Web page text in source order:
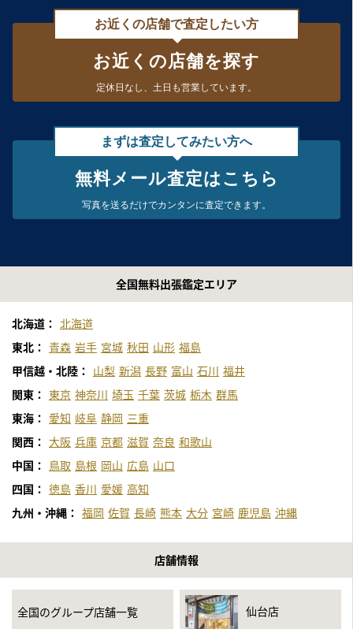
お近くの店舗で査定したい方
お近くの店舗を探す
定休日なし、 土日も営業しています。
まずは査定してみたい方へ
無料メール査定はこちら
写真を送るだけでカンタンに査定できます。
全国無料出張鑑定エリア
北海道： 北海道
東北： 青森 岩手 宮城 秋田 山形 福島
甲信越・北陸：
山梨 新潟 長野 富山 石川 福井
関東：
東京 神奈川 埼玉 千葉 茨城 栃木 群馬
東海：
愛知 岐阜 静岡 三重
関西： 大阪 兵庫 京都 滋賀 奈良 和歌山
中国：
鳥取 島根 岡山 広島 山口
四国： 徳島 香川 愛媛 高知
九州・沖縄： 福岡 佐賀 長崎 熊本 大分 宮崎 鹿児島 沖縄
店舗情報
全国のグループ店舗一覧 仙台店